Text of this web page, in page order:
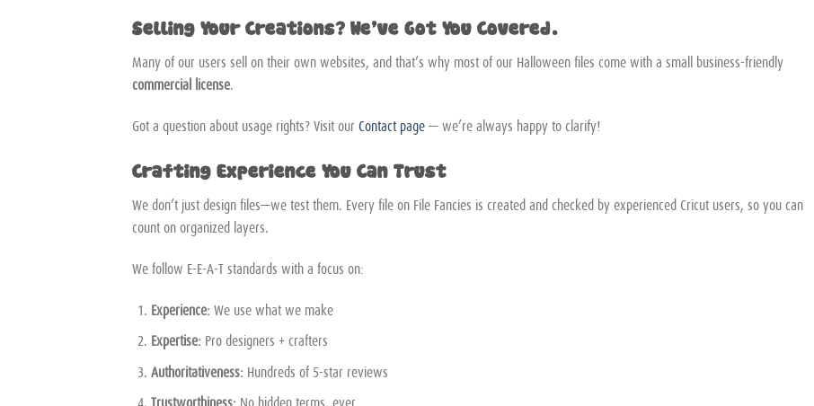
Selling Your Creations? We’ve Got You Covered.
Many of our users sell on their own websites, and that’s why most of our Halloween files come with a small business-friendly
commercial license.
Got a question about usage rights? Visit our Contact page— we’re always happy to clarify!
Crafting Experience You Can Trust
We don’t just design files—we test them. Every file on File Fancies is created and checked by experienced Cricut users, so you can
count on organized layers.
We follow E-E-A-T standards with a focus on:
Experience:We use what we make
Expertise:Pro designers + crafters
Authoritativeness:Hundreds of 5-star reviews
Trustworthiness:No hidden terms, ever